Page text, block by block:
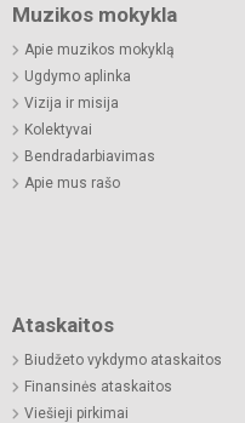
Muzikos mokykla
Apie muzikos mokyklą
Ugdymo aplinka
Vizija ir misija
Kolektyvai
Bendradarbiavimas
Apie mus rašo
Ataskaitos
Biudžeto vykdymo ataskaitos
Finansinės ataskaitos
Viešieji pirkimai